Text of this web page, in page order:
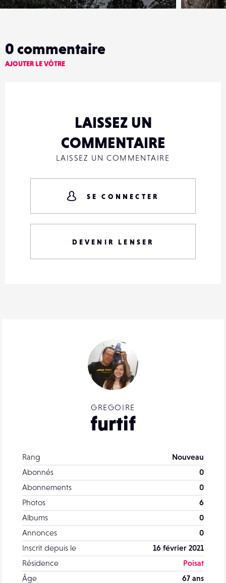
GREGOIRE
furtif
Rang
Nouveau
Abonnés
0
Abonnements
0
Photos
6
Albums
0
Annonces
0
Inscrit depuis le
16 février 2021
Résidence
Poisat
Âge
67 ans
0 commentaire
AJOUTER LE VÔTRE
LAISSEZ UN
COMMENTAIRE
LAISSEZ UN COMMENTAIRE
SE CONNECTER
DEVENIR LENSER